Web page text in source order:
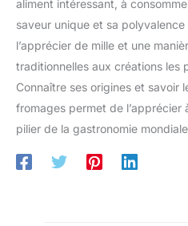
aliment intéressant, à
saveur unique et sa
l’apprécier de mille et une
traditionnelles aux créations les
Connaître ses origines et savoir
fromages permet de l’apprécier
pilier de la gastronomie